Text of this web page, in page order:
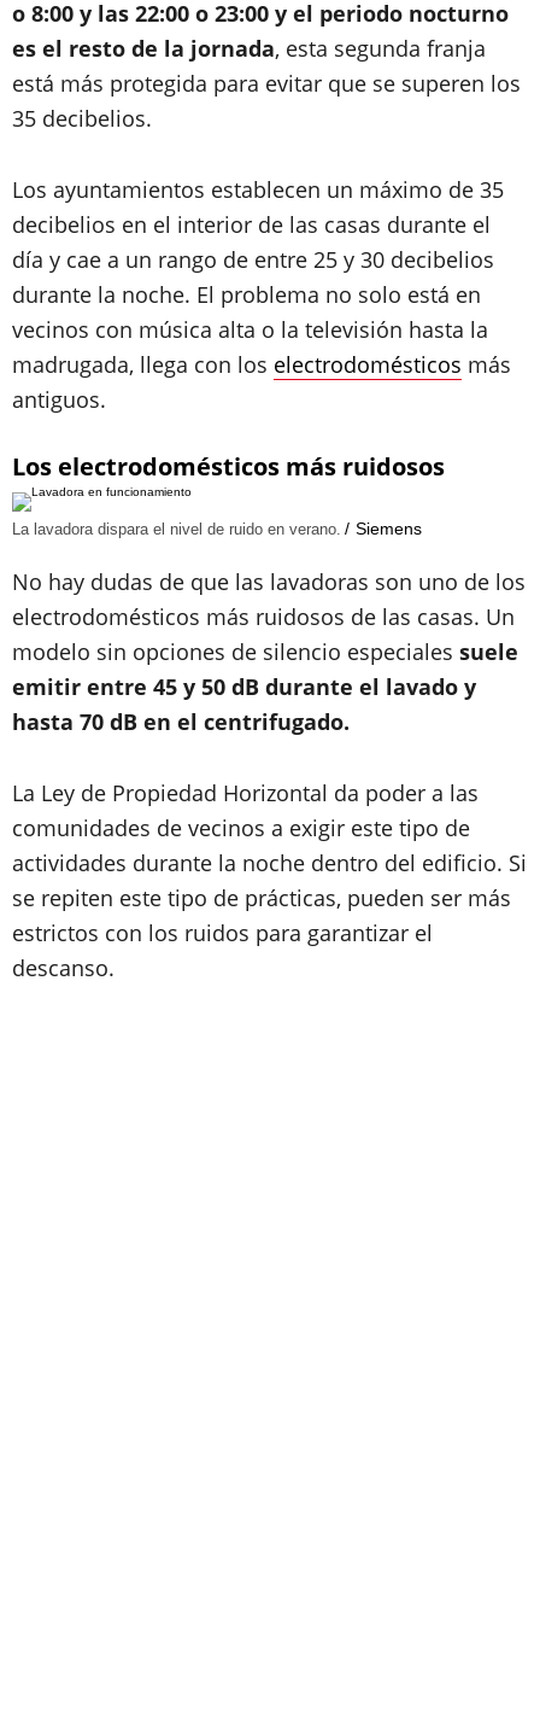
o 8:00 y las 22:00 o 23:00 y el periodo nocturno
es el resto de la jornada, esta segunda franja
está más protegida para evitar que se superen los
35 decibelios.
Los ayuntamientos establecen un máximo de 35
decibelios en el interior de las casas durante el
día y cae a un rango de entre 25 y 30 decibelios
durante la noche. El problema no solo está en
vecinos con música alta o la televisión hasta la
madrugada, llega con los electrodomésticos más
antiguos.
Los electrodomésticos más ruidosos
La lavadora dispara el nivel de ruido en verano. Siemens
No hay dudas de que las lavadoras son uno de los
electrodomésticos más ruidosos de las casas. Un
modelo sin opciones de silencio especiales suele
emitir entre 45 y 50 dB durante el lavado y
hasta 70 dB en el centrifugado.
La Ley de Propiedad Horizontal da poder a las
comunidades de vecinos a exigir este tipo de
actividades durante la noche dentro del edificio. Si
se repiten este tipo de prácticas, pueden ser más
estrictos con los ruidos para garantizar el
descanso.